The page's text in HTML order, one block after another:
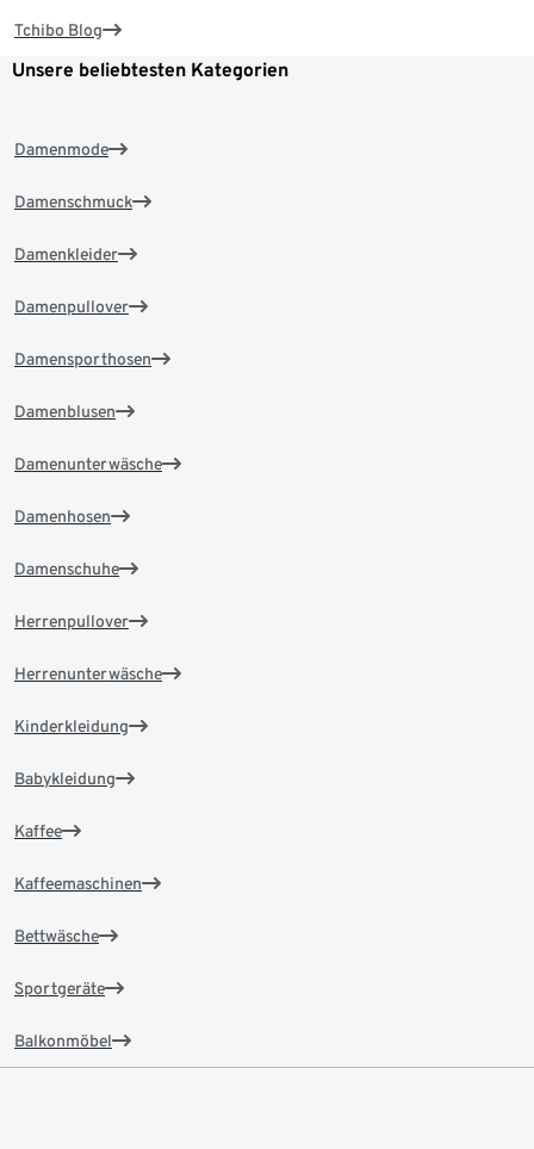
Tchibo Blog
Unsere beliebtesten Kategorien
Damenmode
Damenschmuck
Damenkleider
Damenpullover
Damensporthosen
Damenblusen
Damenunterwäsche
Damenhosen
Damenschuhe
Herrenpullover
Herrenunterwäsche
Kinderkleidung
Babykleidung
Kaffee
Kaffeemaschinen
Bettwäsche
Sportgeräte
Balkonmöbel